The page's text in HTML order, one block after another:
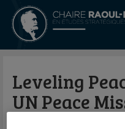
Leveling
UN Peace